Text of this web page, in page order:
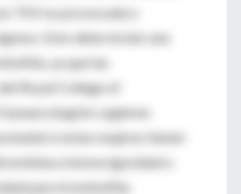
TEV no provocada o
Esto debe incluir una
ya que las
Royal College of
sugieren
si estas mujeres tienen
u homocigosidad o
para trombofilia